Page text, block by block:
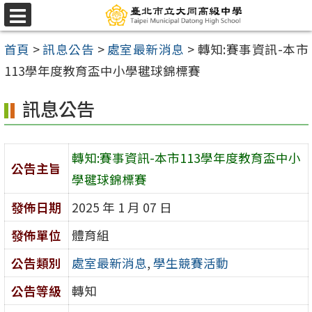
跳
至
主
要
容
區
選
單
首頁 >訊息公告 > 處室最新消息 > 轉知:賽事資訊-本市
113學年度教育盃中小學毽球錦標賽
訊息公告
公告主旨
轉知:賽事資訊-本市113學年度教育盃中小
學毽球錦標賽
發佈日期
2025 年 1 月 07 日
發佈單位
體育組
公告類別
處室最新消息, 學生競賽活動
公告等級
轉知